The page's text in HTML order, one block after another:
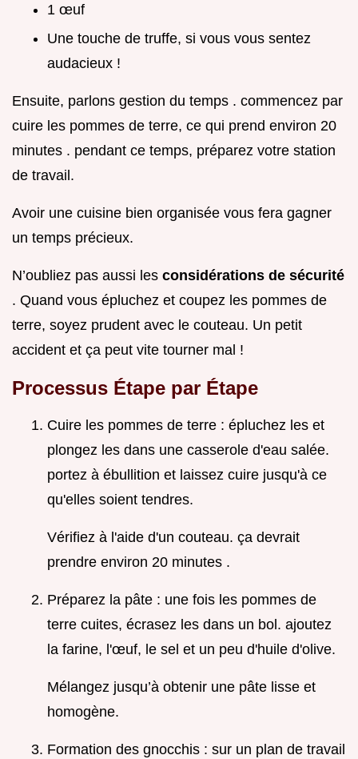
1 œuf
Une touche de truffe, si vous vous sentez
audacieux !
Ensuite, parlons gestion du temps . commencez par
cuire les pommes de terre, ce qui prend environ 20
minutes . pendant ce temps, préparez votre station
de travail.
Avoir une cuisine bien organisée vous fera gagner
un temps précieux.
N’oubliez pas aussi les considérations de sécurité
. Quand vous épluchez et coupez les pommes de
terre, soyez prudent avec le couteau. Un petit
accident et ça peut vite tourner mal !
Processus Étape par Étape
Cuire les pommes de terre : épluchez les et
plongez les dans une casserole d'eau salée.
portez à ébullition et laissez cuire jusqu'à ce
qu'elles soient tendres.
Vérifiez à l'aide d'un couteau. ça devrait
prendre environ 20 minutes .
Préparez la pâte : une fois les pommes de
terre cuites, écrasez les dans un bol. ajoutez
la farine, l'œuf, le sel et un peu d'huile d'olive.
Mélangez jusqu’à obtenir une pâte lisse et
homogène.
Formation des gnocchis : sur un plan de travail